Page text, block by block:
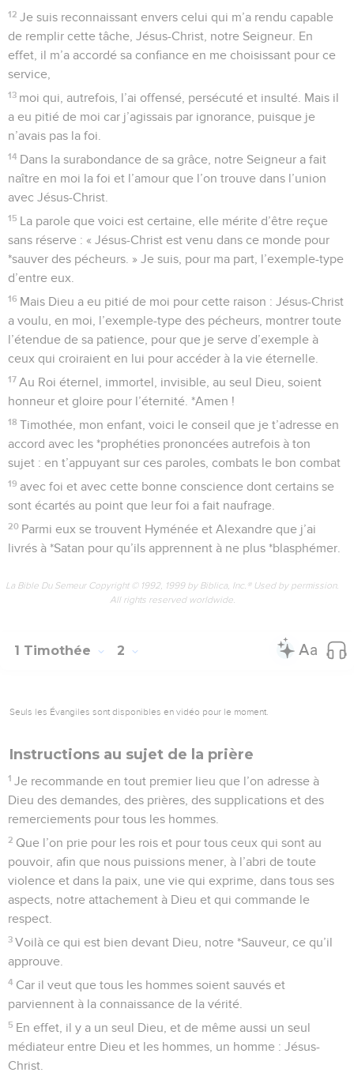
12 Je suis reconnaissant envers celui qui m’a rendu capable
de remplir cette tâche, Jésus-Christ, notre Seigneur. En
effet, il m’a accordé sa confiance en me choisissant pour ce
service,
13 moi qui, autrefois, l’ai offensé, persécuté et insulté. Mais il
a eu pitié de moi car j’agissais par ignorance, puisque je
n’avais pas la foi.
14 Dans la surabondance de sa grâce, notre Seigneur a fait
naître en moi la foi et l’amour que l’on trouve dans l’union
avec Jésus-Christ.
15 La parole que voici est certaine, elle mérite d’être reçue
sans réserve : « Jésus-Christ est venu dans ce monde pour
*sauver des pécheurs. » Je suis, pour ma part, l’exemple-type
d’entre eux.
16 Mais Dieu a eu pitié de moi pour cette raison : Jésus-Christ
a voulu, en moi, l’exemple-type des pécheurs, montrer toute
l’étendue de sa patience, pour que je serve d’exemple à
ceux qui croiraient en lui pour accéder à la vie éternelle.
17 Au Roi éternel, immortel, invisible, au seul Dieu, soient
honneur et gloire pour l’éternité. *Amen !
18 Timothée, mon enfant, voici le conseil que je t’adresse en
accord avec les *prophéties prononcées autrefois à ton
sujet : en t’appuyant sur ces paroles, combats le bon combat
19 avec foi et avec cette bonne conscience dont certains se
sont écartés au point que leur foi a fait naufrage.
20 Parmi eux se trouvent Hyménée et Alexandre que j’ai
livrés à *Satan pour qu’ils apprennent à ne plus *blasphémer.
La Bible Du Semeur Copyright © 1992, 1999 by Biblica, Inc.® Used by permission.
All rights reserved worldwide.
1 Timothée 2
Seuls les Évangiles sont disponibles en vidéo pour le moment.
Instructions au sujet de la prière
1 Je recommande en tout premier lieu que l’on adresse à
Dieu des demandes, des prières, des supplications et des
remerciements pour tous les hommes.
2 Que l’on prie pour les rois et pour tous ceux qui sont au
pouvoir, afin que nous puissions mener, à l’abri de toute
violence et dans la paix, une vie qui exprime, dans tous ses
aspects, notre attachement à Dieu et qui commande le
respect.
3 Voilà ce qui est bien devant Dieu, notre *Sauveur, ce qu’il
approuve.
4 Car il veut que tous les hommes soient sauvés et
parviennent à la connaissance de la vérité.
5 En effet, il y a un seul Dieu, et de même aussi un seul
médiateur entre Dieu et les hommes, un homme : Jésus-
Christ.